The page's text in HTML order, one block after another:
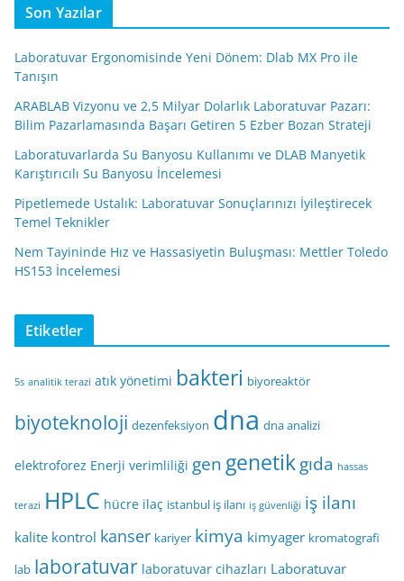
Son Yazılar
Laboratuvar Ergonomisinde Yeni Dönem: Dlab MX Pro ile
Tanışın
ARABLAB Vizyonu ve 2,5 Milyar Dolarlık Laboratuvar Pazarı:
Bilim Pazarlamasında Başarı Getiren 5 Ezber Bozan Strateji
Laboratuvarlarda Su Banyosu Kullanımı ve DLAB Manyetik
Karıştırıcılı Su Banyosu İncelemesi
Pipetlemede Ustalık: Laboratuvar Sonuçlarınızı İyileştirecek
Temel Teknikler
Nem Tayininde Hız ve Hassasiyetin Buluşması: Mettler Toledo
HS153 İncelemesi
Etiketler
5s analitik terazi atık yönetimi bakteri biyoreaktör
biyoteknoloji dezenfeksiyon dna dna analizi
elektroforez Enerji verimliliği gen genetikgıda hassas
terazi HPLC hücre ilaç istanbul iş ilanı iş güvenliği iş ilanı
kalite kontrol kanser kariyer kimya kimyager kromatografi
lab laboratuvar laboratuvar cihazları Laboratuvar